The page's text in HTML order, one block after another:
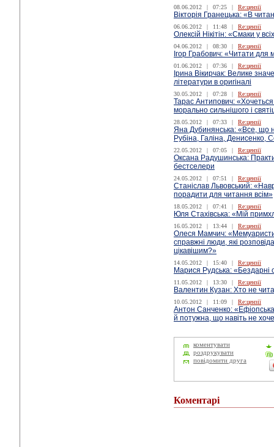
08.06.2012 | 07:25 | Re:цензії
Вікторія Гранецька: «В
06.06.2012 | 11:48 | Re:цензії
Олексій Нікітін: «Смаки у
04.06.2012 | 08:30 | Re:цензії
Ігор Грабович: «Читати
01.06.2012 | 07:36 | Re:цензії
Ірина Вікирчак: Велике
літератури в оригіналі
30.05.2012 | 07:28 | Re:цензії
Тарас Антипович: «Хочеться
морально сильнішого і
28.05.2012 | 07:33 | Re:цензії
Яна Дубинянська: «Все, що
Рубіна, Галіна, Денисенко,
22.05.2012 | 07:05 | Re:цензії
Оксана Радушинська:
бестселери
24.05.2012 | 07:51 | Re:цензії
Станіслав Львовський:
порадити для читання всім»
18.05.2012 | 07:41 | Re:цензії
Юля Стахівська: «Мій
16.05.2012 | 13:44 | Re:цензії
Олеся Мамчич:
справжні люди, які
цікавішим?»
14.05.2012 | 15:40 | Re:цензії
Марися Рудська: «Бездарні
11.05.2012 | 13:30 | Re:цензії
Валентин Кузан: Хто не
10.05.2012 | 11:09 | Re:цензії
Антон Санченко:
й потужна, що навіть не
коментувати
роздрукувати
повідомити друга
Коментарі